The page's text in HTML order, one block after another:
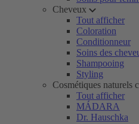
Cheveux
Tout afficher
Coloration
Conditionneur
Soins des
Shampooing
Styling
Cosmétiques naturels
Tout afficher
MÁDARA
Dr. Hauschka